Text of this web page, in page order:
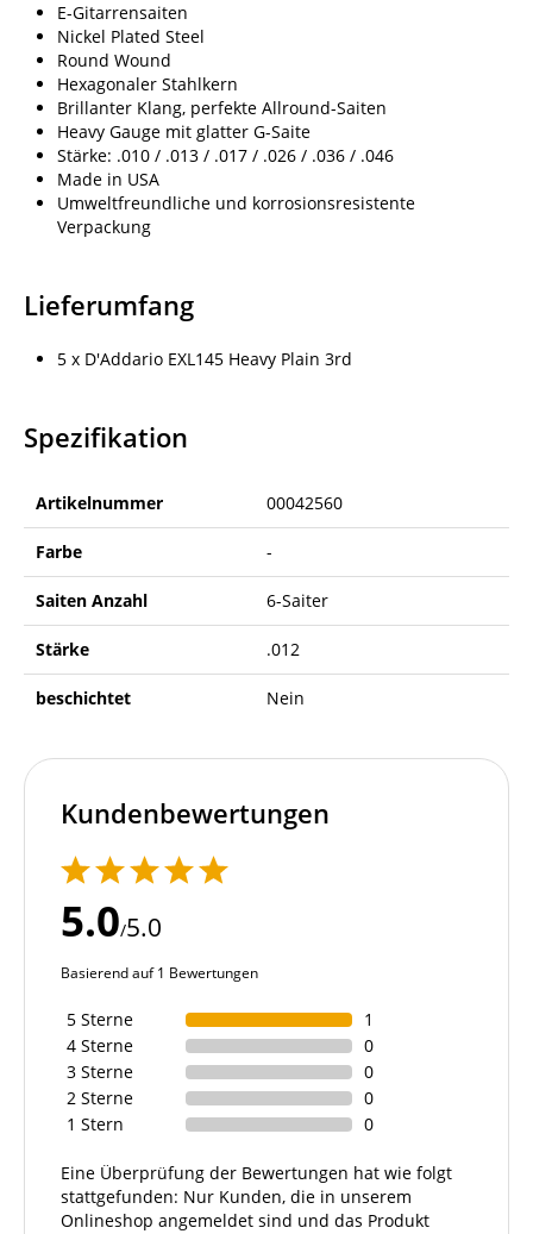
E-Gitarrensaiten
Nickel Plated Steel
Round Wound
Hexagonaler Stahlkern
Brillanter Klang, perfekte Allround-Saiten
Heavy Gauge mit glatter G-Saite
Stärke: .010 / .013 / .017 / .026 / .036 / .046
Made in USA
Umweltfreundliche und korrosionsresistente
Verpackung
Lieferumfang
5 x D'Addario EXL145 Heavy Plain 3rd
Spezifikation
Artikelnummer 00042560
Farbe -
Saiten Anzahl 6-Saiter
Stärke .012
beschichtet Nein
Kundenbewertungen
5.0/5.0
Basierend auf 1 Bewertungen
5 Sterne
1
4 Sterne
0
3 Sterne
0
2 Sterne
0
1 Stern
0
Eine Überprüfung der Bewertungen hat wie folgt
stattgefunden: Nur Kunden, die in unserem
Onlineshop angemeldet sind und das Produkt